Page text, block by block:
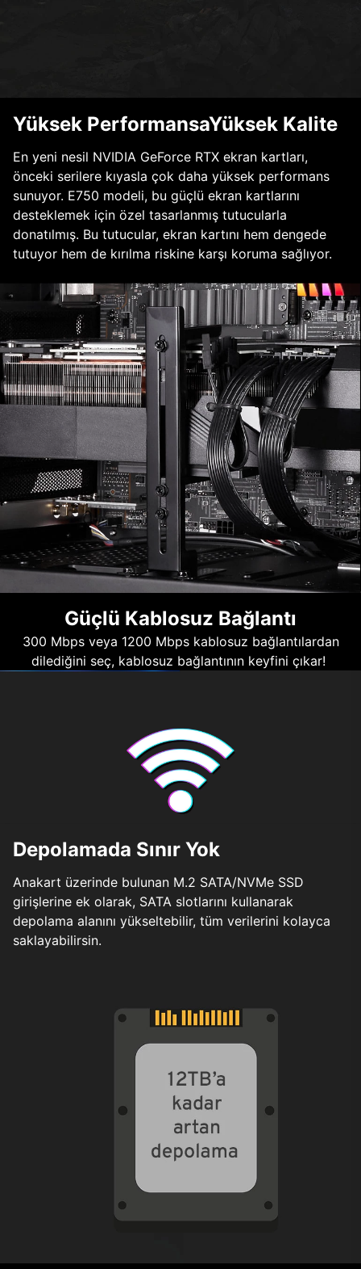
Yüksek PerformansaYüksek Kalite
En yeni nesil NVIDIA GeForce RTX ekran kartları,
önceki serilere kıyasla çok daha yüksek performans
sunuyor. E750 modeli, bu güçlü ekran kartlarını
desteklemek için özel tasarlanmış tutucularla
donatılmış. Bu tutucular, ekran kartını hem dengede
tutuyor hem de kırılma riskine karşı koruma sağlıyor.
Güçlü Kablosuz Bağlantı
300 Mbps veya 1200 Mbps kablosuz bağlantılardan
dilediğini seç, kablosuz bağlantının keyfini çıkar!
Depolamada Sınır Yok
Anakart üzerinde bulunan M.2 SATA/NVMe SSD
girişlerine ek olarak, SATA slotlarını kullanarak
depolama alanını yükseltebilir, tüm verilerini kolayca
saklayabilirsin.